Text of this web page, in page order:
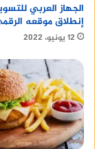
ومن هنا حان
الضيقة،
2022 واستبدالها بفستان الخريف.
الجهاز العربي
إنطلاق موقعه
12 يونيو، 2022